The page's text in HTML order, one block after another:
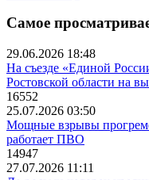
Самое
29.06.2026 18:48
На съезде «Единой
Ростовской области на
16552
25.07.2026 03:50
Мощные взрывы
работает ПВО
14947
27.07.2026 11:11